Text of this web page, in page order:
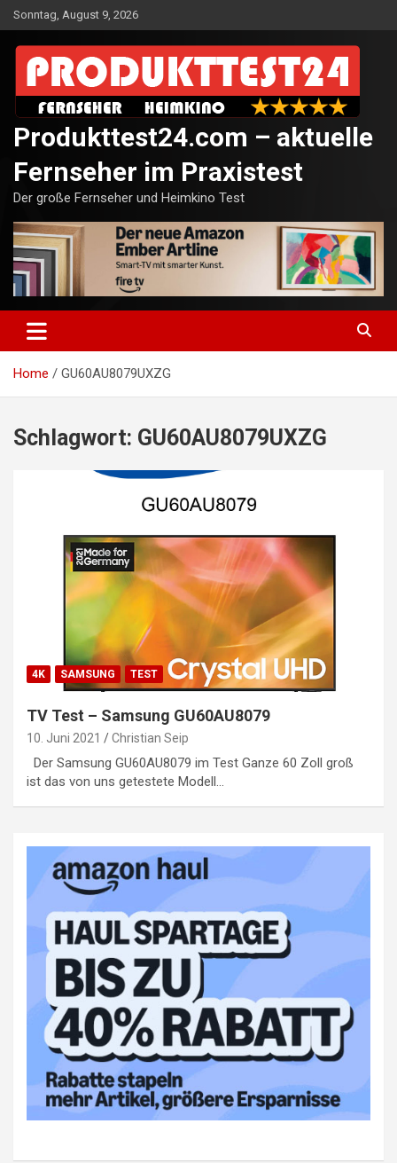
Skip
to
content
Sonntag, August 9, 2026
Produkttest24.com – aktuelle
Fernseher im Praxistest
Der große Fernseher und Heimkino Test
Home GU60AU8079UXZG
Schlagwort: GU60AU8079UXZG
4K SAMSUNG TEST
TV Test – Samsung GU60AU8079
10. Juni 2021 Christian Seip
Der Samsung GU60AU8079 im Test Ganze 60 Zoll groß
ist das von uns getestete Modell…